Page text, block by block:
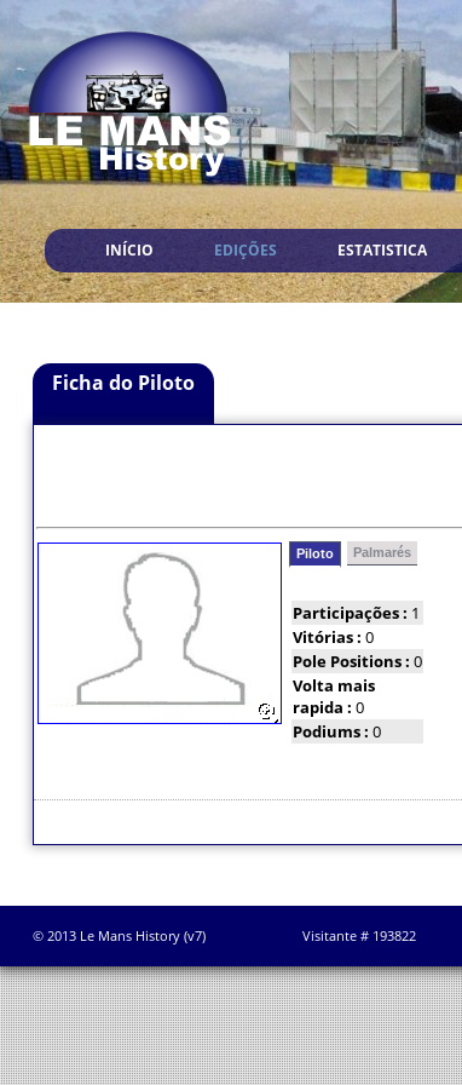
INÍCIO EDIÇÕES ESTATISTICA
Ficha do Piloto
Piloto Palmarés
Participações : 1
Vitórias : 0
Pole Positions : 0
Volta mais
rapida : 0
Podiums : 0
© 2013 Le Mans History (v7) Visitante # 193822